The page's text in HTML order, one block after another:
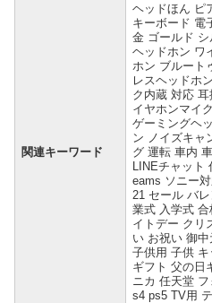
関連キーワード
ヘッドほん ピ
キーボード 電
金 ゴールド
ヘッドホン ワ
ホン ブルート
レスヘッドホ
ク内蔵 対応
イヤホンマイ
ゲーミングヘ
ン ノイズキャ
グ 運転 車内
LINEチャット
eams ソニー
21 セール バ
業式 入学式
イトデー クリ
い お祝い 御
子供用 子供
ギフト 父の日
ニカ 任天堂
s4 ps5 TV用